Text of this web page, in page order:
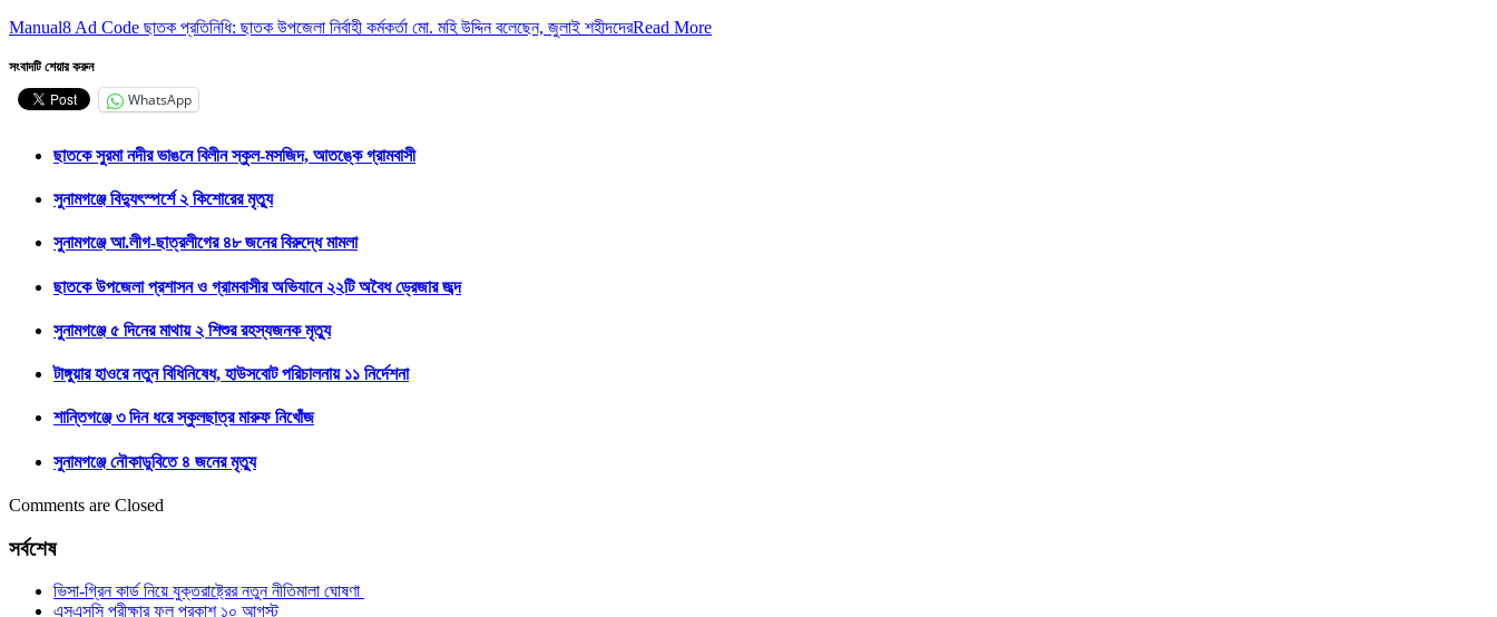
Manual8 Ad Code ছাতক প্রতি‌নি‌ধি: ছাতক উপজেলা নির্বাহী কর্মকর্তা মো. মহি উদ্দিন বলেছেন, জুলাই শহীদদেরRead More
সংবাদটি শেয়ার করুন
WhatsApp
ছাতকে সুরমা নদীর ভাঙনে বিলীন স্কুল-মসজিদ, আতঙ্কে গ্রামবাসী
সুনামগঞ্জে বিদ্যুৎস্পর্শে ২ কিশোরের মৃত্যু
সুনামগঞ্জে আ.লীগ-ছাত্রলীগের ৪৮ জনের বিরুদ্ধে মামলা
ছাতকে উপজেলা প্রশাসন ও গ্রামবাসীর অভিযানে ২২টি অবৈধ ড্রেজার জব্দ
সুনামগঞ্জে ৫ দিনের মাথায় ২ শিশুর রহস্যজনক মৃত্যু
টাঙ্গুয়ার হাওরে নতুন বিধিনিষেধ, হাউসবোট পরিচালনায় ১১ নির্দেশনা
শান্তিগঞ্জে ৩ দিন ধরে স্কুলছাত্র মারুফ নিখোঁজ
সুনামগঞ্জে নৌকাডুবিতে ৪ জনের মৃত্যু
Comments are Closed
সর্বশেষ
ভিসা-গ্রিন কার্ড নিয়ে যুক্তরাষ্ট্রের নতুন নীতিমালা ঘোষণা
এসএসসি পরীক্ষার ফল প্রকাশ ১০ আগস্ট